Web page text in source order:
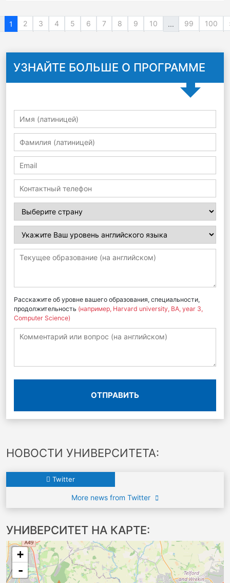
1 2 3 4 5 6 7 8 9 10 ... 99 100
УЗНАЙТЕ БОЛЬШЕ О ПРОГРАММЕ
Расскажите об уровне вашего образования, специальности,
продолжительность (например, Harvard university, BA, year 3,
Computer Science)
ОТПРАВИТЬ
НОВОСТИ УНИВЕРСИТЕТА:
Twitter
More news from Twitter
УНИВЕРСИТЕТ НА КАРТЕ:
+
-